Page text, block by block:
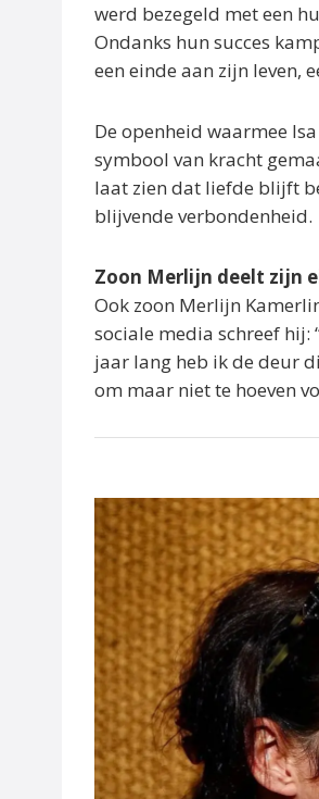
werd bezegeld met een
Ondanks hun succes
een einde aan zijn leven,
De openheid waarmee
symbool van kracht
laat zien dat liefde blijft
blijvende verbondenheid.
Zoon Merlijn deelt zijn
Ook zoon Merlijn
sociale media schreef
jaar lang heb ik de deur
om maar niet te hoeven